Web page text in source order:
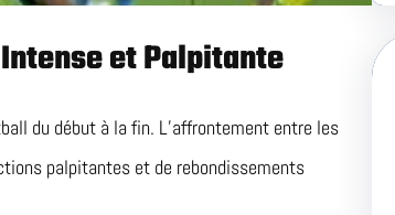
et Palpitante
du début à la fin. L’affrontement entre les
palpitantes et de rebondissements